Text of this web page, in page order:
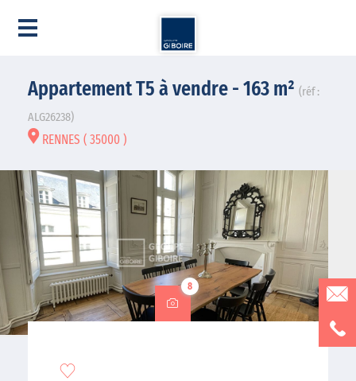
Appartement T5 à vendre - 163 m² (réf :
ALG26238)
RENNES ( 35000 )
8